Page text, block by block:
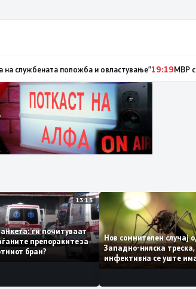
од слобода полициски службеник, поднесена
13:13
анкета: ги почитуваат
граѓаните препораките за
бран?
Нов сомнителен
Западно-нилска
инфективна се уште
пациенти во